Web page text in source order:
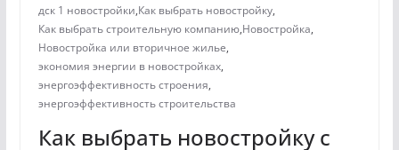
дск 1 новостройки,Как выбрать новостройку,
Как выбрать строительную компанию,Новостройка,
Новостройка или вторичное жилье,
экономия энергии в новостройках,
энергоэффективность строения,
энергоэффективность строительства
Как выбрать новостройку с